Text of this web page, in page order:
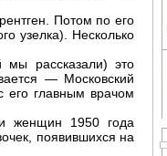
Потом по его
узелка). Несколько
рассказали) это
— Московский
его главным врачом
женщин 1950 года
появившихся на